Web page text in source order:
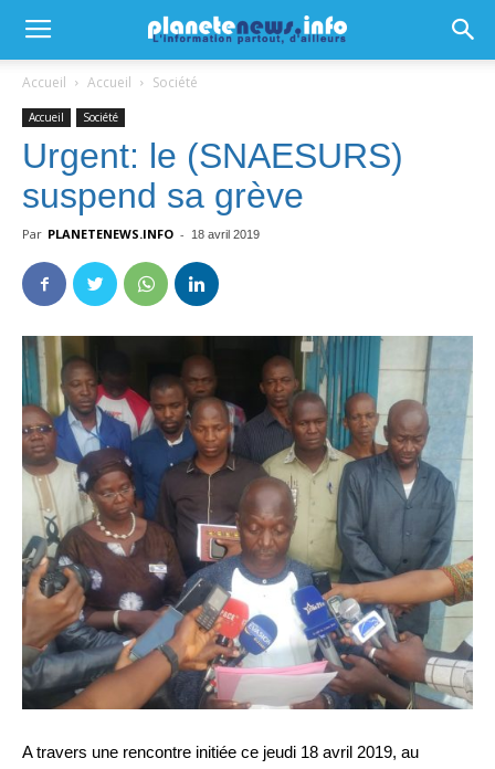
Accueil Accueil Société
Accueil Société
Urgent: le (SNAESURS)
suspend sa grève
Par PLANETENEWS.INFO - 18 avril 2019
A travers une rencontre initiée ce jeudi 18 avril 2019, au